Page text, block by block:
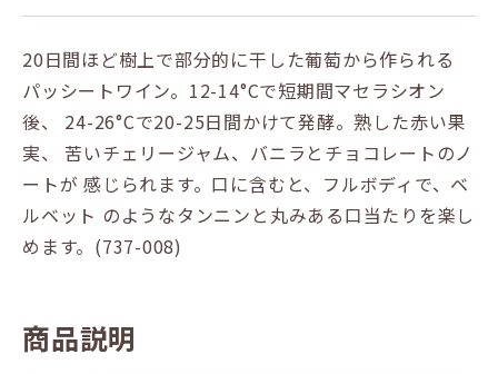
20日間ほど樹上で部分的に干した葡萄から作られる
パッシートワイン。12-14°Cで短期間マセラシオン
後、 24-26°Cで20-25日間かけて発酵。熟した赤い果
実、 苦いチェリージャム、バニラとチョコレートのノ
ートが 感じられます。口に含むと、フルボディで、ベ
ルベット のようなタンニンと丸みある口当たりを楽し
めます。(737-008)
商品説明